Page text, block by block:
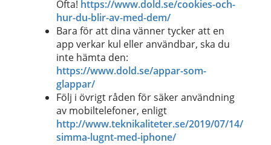
Ofta! https://www.dold.se/cookies-och-
hur-du-blir-av-med-dem/
Bara för att dina vänner tycker att en
app verkar kul eller användbar, ska du
inte hämta den:
https://www.dold.se/appar-som-
glappar/
Följ i övrigt råden för säker användning
av mobiltelefoner, enligt
http://www.teknikaliteter.se/2019/07/14/
simma-lugnt-med-iphone/